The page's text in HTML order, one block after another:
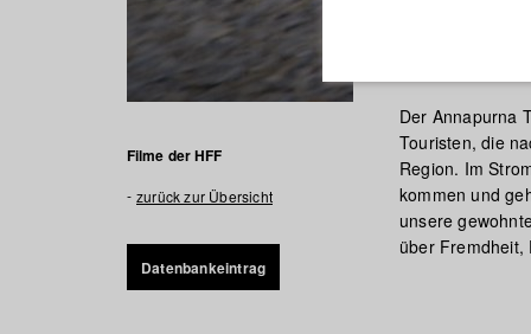
Filme der HFF
zurück zur Übersicht
Datenbankeintrag
Der Annapurna
Touristen, die
Region. Im
kommen und
unsere
über Fremdheit,